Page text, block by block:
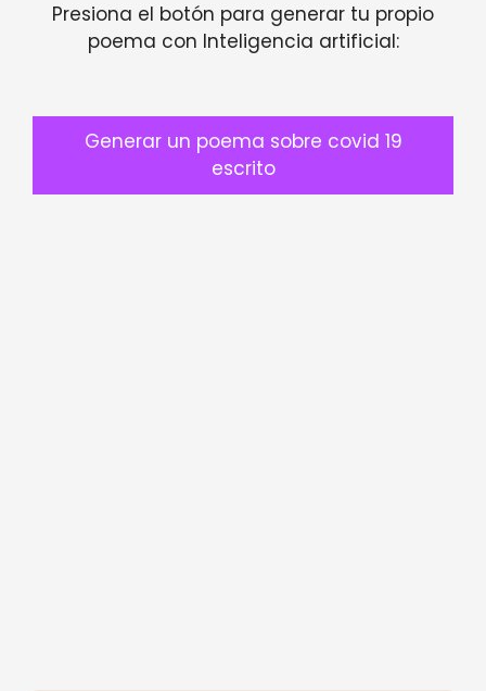
Presiona el botón para generar tu propio
poema con Inteligencia artificial:
Generar un poema sobre covid 19
escrito